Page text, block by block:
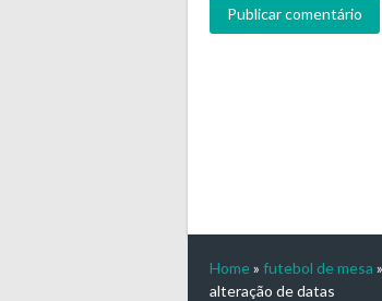
Home » futebol de mesa »
alteração de datas